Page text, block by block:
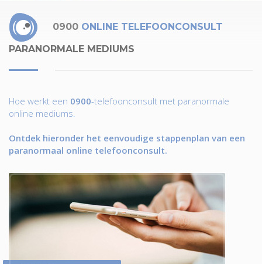
0900 ONLINE TELEFOONCONSULT
PARANORMALE MEDIUMS
Hoe werkt een 0900-telefoonconsult met paranormale
online mediums.
Ontdek hieronder het eenvoudige stappenplan van een
paranormaal online telefoonconsult.